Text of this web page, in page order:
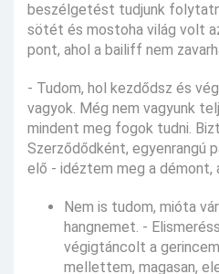
beszélgetést tudjunk
sötét és mostoha világ volt
pont, ahol a bailiff nem
- Tudom, hol kezdődsz és
vagyok. Még nem vagyunk
mindent meg fogok tudni.
Szerződődként, egyenrangú
elő - idéztem meg a démont,
Nem is tudom, mióta
hangnemet. -
végigtáncolt a
mellettem, magasan,